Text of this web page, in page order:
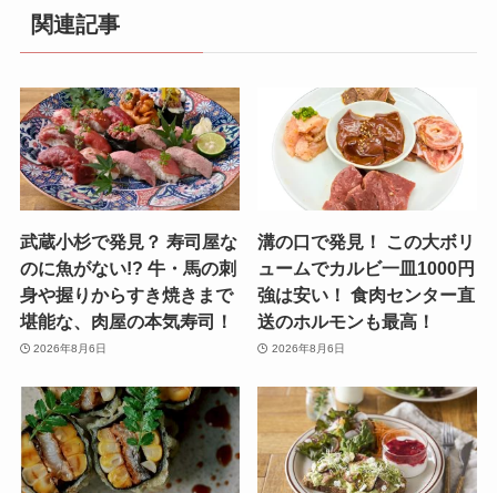
関連記事
武蔵小杉で発見？ 寿司屋な
のに魚がない!? 牛・馬の刺
身や握りからすき焼きまで
堪能な、肉屋の本気寿司！
2026年8月6日
溝の口で発見！ この大ボリ
ュームでカルビ一皿1000円
強は安い！ 食肉センター直
送のホルモンも最高！
2026年8月6日